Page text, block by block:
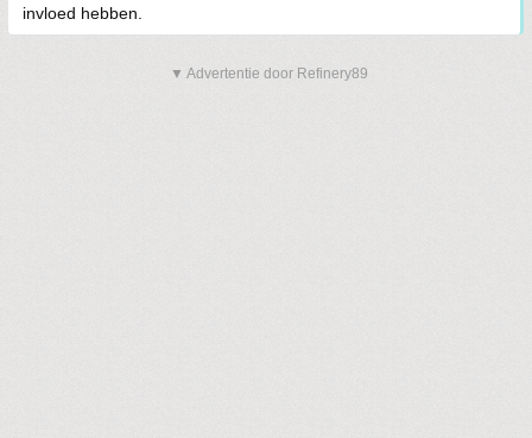
invloed hebben.
▼ Advertentie door Refinery89